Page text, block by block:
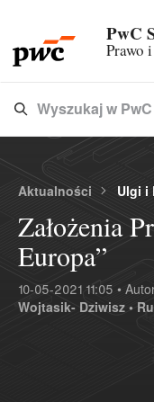
PwC
Prawo
Type 3 or more
Wyszukaj w
Aktualności Ulgi i
Założenia
Europa”
10-05-2021 11:05 •
Wojtasik- Dziwisz •